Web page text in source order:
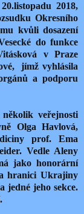
2018,
Okresního
kvůli dosazení
do funkce
v Praze
jímž vyhlásila
a podporu
veřejnosti
Olga Havlová,
prof. Ema
Vedle Aleny
jako honorární
hranici Ukrajiny
jedné jeho sekce.